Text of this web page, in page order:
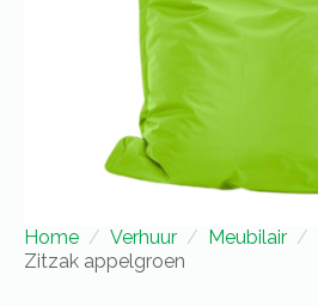
Home Verhuur Meubilair
Zitzak appelgroen